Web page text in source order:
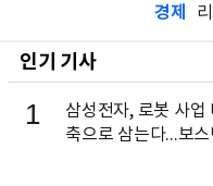
경제
인기 기사
1
삼성전자, 로봇 사업
축으로 삼는다...보